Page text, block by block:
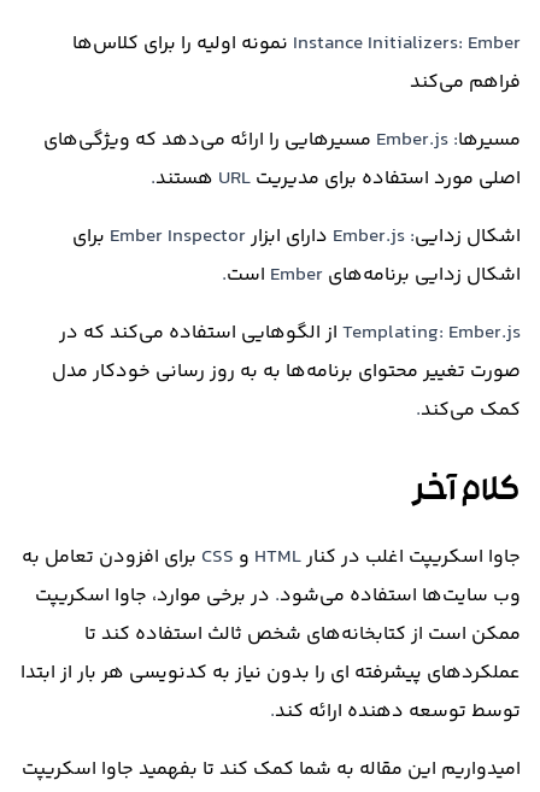
Instance Initializers: Ember نمونه اولیه را برای کلاس‌ها
فراهم می‌کند
مسیرها: Ember.js
مسیرهایی را ارائه می‌دهد که ویژگی‌های
اصلی مورد استفاده برای مدیریت URL هستند.
اشکال زدایی: Ember.js دارای ابزارEmber Inspector برای
اشکال زدایی برنامه‌های Ember است.
Templating: Ember.js از الگوهایی استفاده می‌کند که در
صورت تغییر محتوای برنامه‌ها به به روز رسانی خودکار مدل
کمک می‌کند.
کلام آخر
جاوا اسکریپت اغلب در کنارHTML و CSS برای افزودن تعامل به
وب سایت‌ها استفاده می‌شود. در برخی موارد، جاوا اسکریپت
ممکن است از کتابخانه‌های شخص ثالث استفاده کند تا
عملکردهای پیشرفته ای را بدون نیاز به کدنویسی هر بار از ابتدا
توسط توسعه دهنده ارائه کند.
امیدواریم این مقاله به شما کمک کند تا بفهمید جاوا اسکریپت